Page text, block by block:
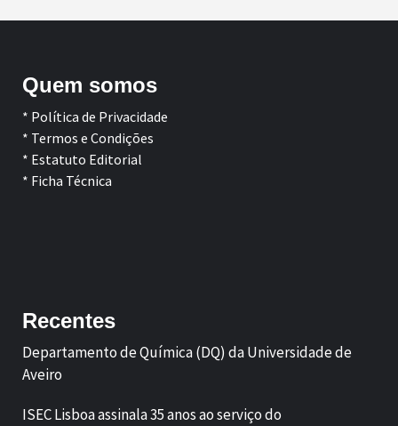
Quem somos
* Política de Privacidade
* Termos e Condições
* Estatuto Editorial
* Ficha Técnica
Recentes
Departamento de Química (DQ) da Universidade de
Aveiro
ISEC Lisboa assinala 35 anos ao serviço do